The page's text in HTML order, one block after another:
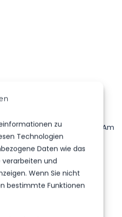
zu
Technologien
Daten wie das
verarbeiten und
Wenn Sie nicht
bestimmte Funktionen
Sieger vom Platz gehen.
Süd ein voller Erfolg war. Am
an unsere